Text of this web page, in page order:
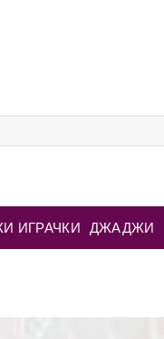
ИГРАЧКИ ДЖАДЖИ